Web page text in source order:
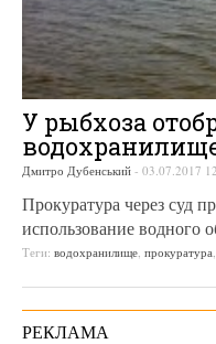
У рыбхоза
Дмитро Дубенський - 03.07.2017
Прокуратура через суд
использование водного
Теги: водохранилище прокуратура
РЕКЛАМА